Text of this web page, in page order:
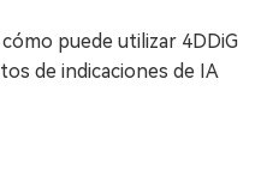
puede utilizar 4DDiG
de indicaciones de IA